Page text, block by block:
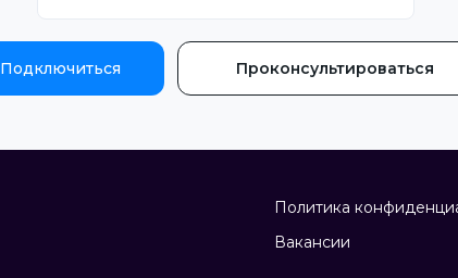
Подключиться Проконсультироваться
Политика
Вакансии